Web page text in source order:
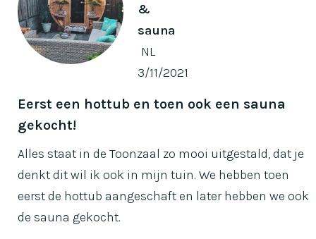
&
sauna
NL
3/11/2021
Eerst een hottub en toen ook een sauna
gekocht!
Alles staat in de Toonzaal zo mooi uitgestald, dat je
denkt dit wil ik ook in mijn tuin. We hebben toen
eerst de hottub aangeschaft en later hebben we ook
de sauna gekocht.